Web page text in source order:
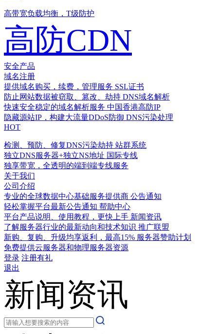
高带宽负载均衡，T级防护
高防CDN
安全产品
域名注册
提供域名购买，续费，管理服务 SSL证书
防止网站数据被窃取、篡改、劫持 DNS域名解析
快速安全稳定的域名解析服务 中国香港高防IP
隐藏源站IP，构建大流量DDoS防御 DNS污染处理
HOT
检测、预防、修复DNS污染劫持 站群系统
独立DNS服务器+独立NS地址 国际专线
独享带宽，全透明的端到端专线服务
关于我们
公司介绍
专业的全球数据中心基础服务提供商 公告通知
轻松掌握平台最新公告通知 帮助中心
平台产品说明、使用教程，更快上手 新闻资讯
了解服务器行业的最新动向和技术知识 推广联盟
新购、复购、升级均享返利，最高15% 服务器赞助计划
免费提供云服务器和物理服务器资源
登录 注册有礼
退出
新闻资讯